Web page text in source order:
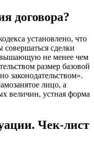
договора?
установлено, что
сделки
не менее чем
размер базовой
законодательством».
лицо, а
величин, устная форма
Чек-лист